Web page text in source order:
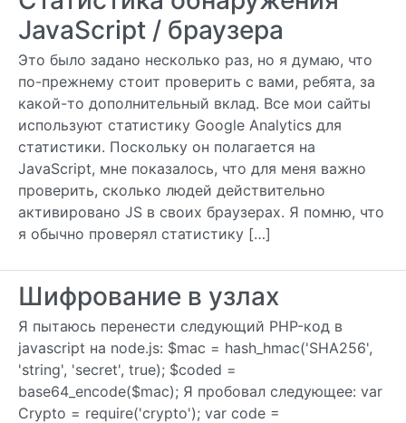
JavaScript / браузера
Это было задано несколько раз, но я думаю, что
по-прежнему стоит проверить с вами, ребята, за
какой-то дополнительный вклад. Все мои сайты
используют статистику Google Analytics для
статистики. Поскольку он полагается на
JavaScript, мне показалось, что для меня важно
проверить, сколько людей действительно
активировано JS в своих браузерах. Я помню, что
я обычно проверял статистику […]
Шифрование в узлах
Я пытаюсь перенести следующий PHP-код в
javascript на node.js: $mac = hash_hmac('SHA256',
'string', 'secret', true); $coded =
base64_encode($mac); Я пробовал следующее: var
Crypto = require('crypto'); var code =